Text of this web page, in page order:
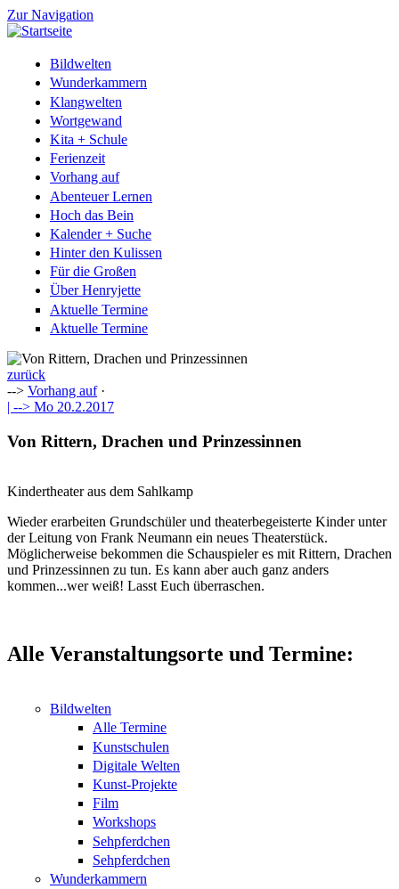
Zur Navigation
Bildwelten
Wunderkammern
Klangwelten
Wortgewand
Kita + Schule
Ferienzeit
Vorhang auf
Abenteuer Lernen
Hoch das Bein
Kalender + Suche
Hinter den Kulissen
Für die Großen
Über Henryjette
Aktuelle Termine
Aktuelle Termine
zurück
--> Vorhang auf·
| --> Mo 20.2.2017
Von Rittern, Drachen und Prinzessinnen
Kindertheater aus dem Sahlkamp
Wieder erarbeiten Grundschüler und theaterbegeisterte Kinder unter
der Leitung von Frank Neumann ein neues Theaterstück.
Möglicherweise bekommen die Schauspieler es mit Rittern, Drachen
und Prinzessinnen zu tun. Es kann aber auch ganz anders
kommen...wer weiß! Lasst Euch überraschen.
Alle Veranstaltungsorte und Termine:
Bildwelten
Alle Termine
Kunstschulen
Digitale Welten
Kunst-Projekte
Film
Workshops
Sehpferdchen
Sehpferdchen
Wunderkammern